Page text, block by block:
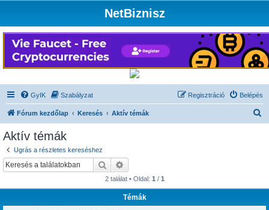
NetBiznisz
GyIK Szabályzat Belépés
Regisztráció
Fórum kezdőlap Keresés Aktív témák
Aktív témák
Ugrás a részletes kereséshez
Keresés
2 találat • Oldal: 1 / 1
Témák